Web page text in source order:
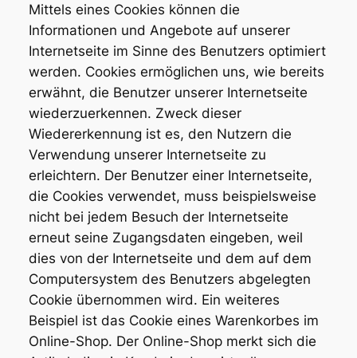
Mittels eines Cookies können die
Informationen und Angebote auf unserer
Internetseite im Sinne des Benutzers optimiert
werden. Cookies ermöglichen uns, wie bereits
erwähnt, die Benutzer unserer Internetseite
wiederzuerkennen. Zweck dieser
Wiedererkennung ist es, den Nutzern die
Verwendung unserer Internetseite zu
erleichtern. Der Benutzer einer Internetseite,
die Cookies verwendet, muss beispielsweise
nicht bei jedem Besuch der Internetseite
erneut seine Zugangsdaten eingeben, weil
dies von der Internetseite und dem auf dem
Computersystem des Benutzers abgelegten
Cookie übernommen wird. Ein weiteres
Beispiel ist das Cookie eines Warenkorbes im
Online-Shop. Der Online-Shop merkt sich die